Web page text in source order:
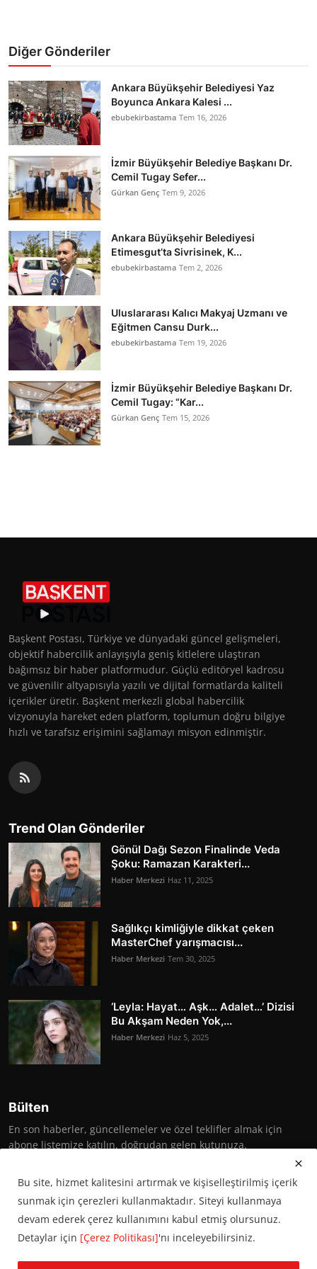
Diğer Gönderiler
Ankara Büyükşehir Belediyesi Yaz
Boyunca Ankara Kalesi ...
ebubekirbastama Tem 16, 2026
İzmir Büyükşehir Belediye Başkanı Dr.
Cemil Tugay Sefer...
Gürkan Genç Tem 9, 2026
Ankara Büyükşehir Belediyesi
Etimesgut’ta Sivrisinek, K...
ebubekirbastama Tem 2, 2026
Uluslararası Kalıcı Makyaj Uzmanı ve
Eğitmen Cansu Durk...
ebubekirbastama Tem 19, 2026
İzmir Büyükşehir Belediye Başkanı Dr.
Cemil Tugay: “Kar...
Gürkan Genç Tem 15, 2026
Başkent Postası, Türkiye ve dünyadaki güncel gelişmeleri,
objektif habercilik anlayışıyla geniş kitlelere ulaştıran
bağımsız bir haber platformudur. Güçlü editöryel kadrosu
ve güvenilir altyapısıyla yazılı ve dijital formatlarda kaliteli
içerikler üretir. Başkent merkezli global habercilik
vizyonuyla hareket eden platform, toplumun doğru bilgiye
hızlı ve tarafsız erişimini sağlamayı misyon edinmiştir.
Trend Olan Gönderiler
Gönül Dağı Sezon Finalinde Veda
Şoku: Ramazan Karakteri...
Haber Merkezi Haz 11, 2025
Sağlıkçı kimliğiyle dikkat çeken
MasterChef yarışmacısı...
Haber Merkezi Tem 30, 2025
‘Leyla: Hayat… Aşk… Adalet…’ Dizisi
Bu Akşam Neden Yok,...
Haber Merkezi Haz 5, 2025
Bülten
En son haberler, güncellemeler ve özel teklifler almak için
abone listemize katılın, doğrudan gelen kutunuza.
Abone Ol
Bu site, hizmet kalitesini artırmak ve kişiselleştirilmiş içerik
sunmak için çerezleri kullanmaktadır. Siteyi kullanmaya
devam ederek çerez kullanımını kabul etmiş olursunuz.
Detaylar için [Çerez Politikası]'nı inceleyebilirsiniz.